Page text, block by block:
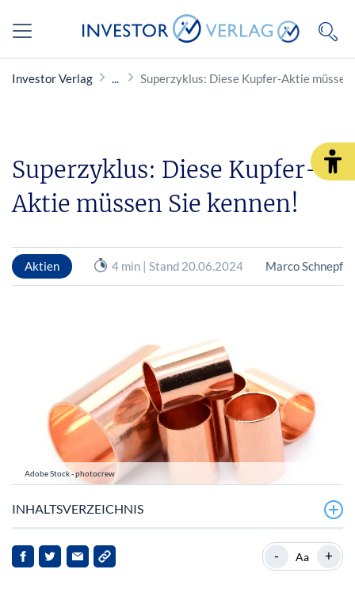
Investor Verlag Superzyklus: Diese Kupfer-Aktie müssen
Superzyklus: Diese Kupfer-
Aktie müssen Sie kennen!
Aktien 4 min | Stand 20.06.2024 Marco Schnepf
Adobe Stock - photocrew
INHALTSVERZEICHNIS
Kupfer-Player Freeport-McMoRan auf einen Blick
- Aa +